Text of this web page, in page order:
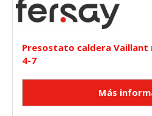
Presostato caldera Vaillant
4-7